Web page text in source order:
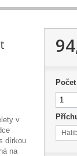
v
dírkou
na
Počet